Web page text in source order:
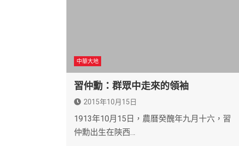
中華大地
習仲勳：群眾中走來的領袖
2015年10月15日
1913年10月15日，農曆癸醜年九月十六，習
仲勳出生在陝西…